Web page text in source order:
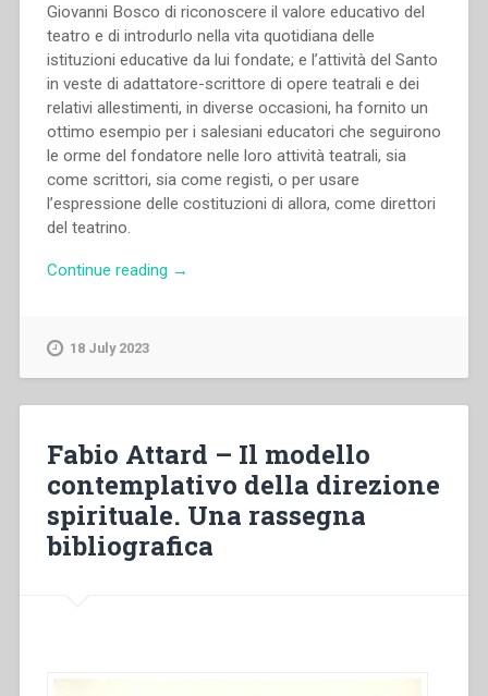
Giovanni Bosco di riconoscere il valore educativo del
teatro e di introdurlo nella vita quotidiana delle
istituzioni educative da lui fondate; e l’attività del Santo
in veste di adattatore-scrittore di opere teatrali e dei
relativi allestimenti, in diverse occasioni, ha fornito un
ottimo esempio per i salesiani educatori che seguirono
le orme del fondatore nelle loro attività teatrali, sia
come scrittori, sia come registi, o per usare
l’espressione delle costituzioni di allora, come direttori
del teatrino.
Continue reading “Tadeusz
del
teatro
educativo”
in
“Sviluppo
→
18 July 2023
Fabio Attard – Il modello
contemplativo della direzione
spirituale. Una rassegna
bibliografica